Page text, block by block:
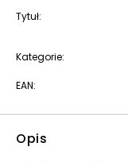
Tytuł:
Kategorie:
EAN:
Opis